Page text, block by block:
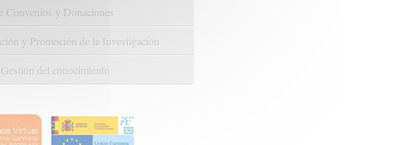
Convenios y Donaciones
y Promoción de la Investigación
del conocimiento